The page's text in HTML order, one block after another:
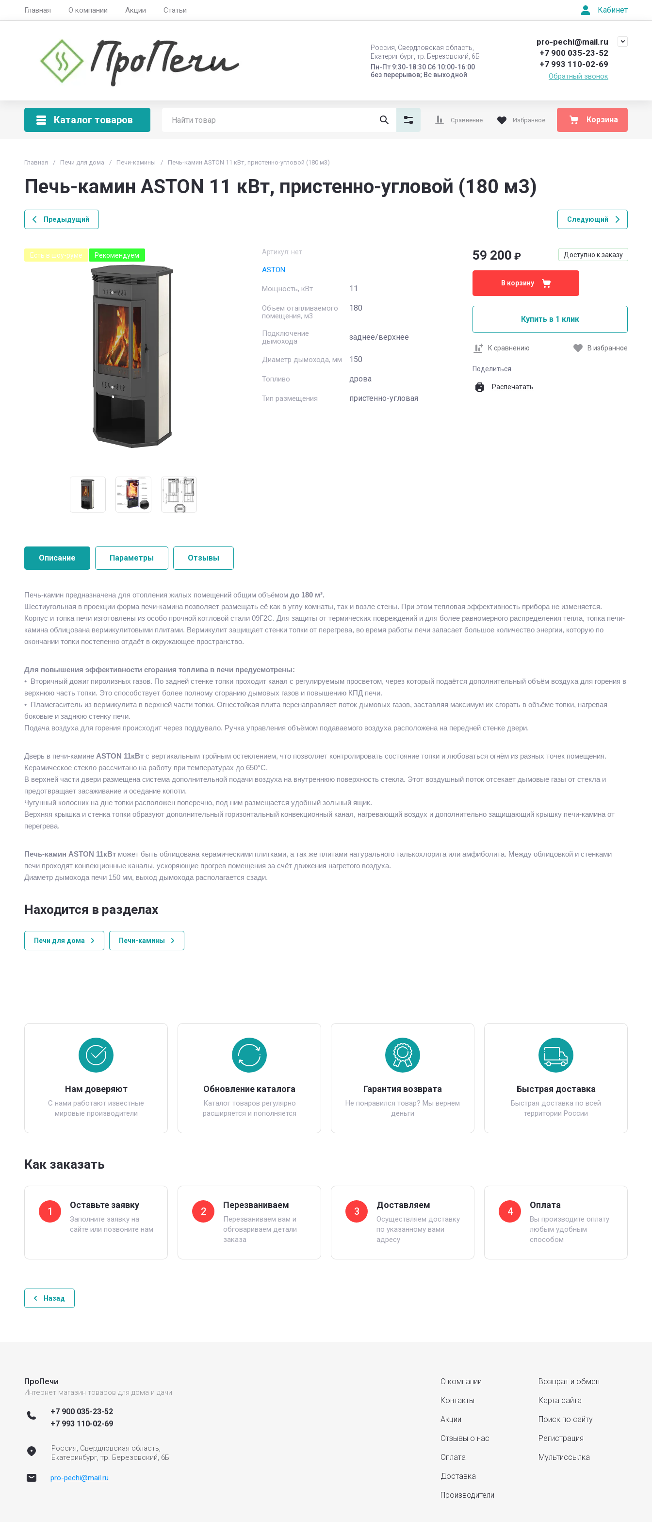
Главная О компании Акции Статьи Кабинет
Россия, Свердловская область,
Екатеринбург, тр. Березовский, 6Б
Пн-Пт 9:30-18:30 Сб 10:00-16:00
без перерывов; Вс выходной
pro-pechi@mail.ru
+7 900 035-23-52
+7 993 110-02-69
Обратный звонок
Каталог товаров Сравнение Избранное Корзина
Главная / Печи для дома / Печи-камины / Печь-камин ASTON 11 кВт, пристенно-угловой (180 м3)
Печь-камин ASTON 11 кВт, пристенно-угловой (180 м3)
Предыдущий Следующий
Есть в шоу-руме Рекомендуем Артикул: нет
ASTON
Мощность, кВт 11
Объем отапливаемого
помещения, м3
180
Подключение
дымохода
заднее/верхнее
Диаметр дымохода, мм 150
Топливо дрова
Тип размещения пристенно-угловая
Доступно к заказу
59 200 ₽
В корзину
Купить в 1 клик
К сравнению В избранное
Поделиться
Распечатать
Описание Параметры Отзывы
Печь-камин предназначена для отопления жилых помещений общим объёмом до 180 м³.
Шестиугольная в проекции форма печи-камина позволяет размещать её как в углу комнаты, так и возле стены. При этом тепловая эффективность прибора не изменяется.
Корпус и топка печи изготовлены из особо прочной котловой стали 09Г2С. Для защиты от термических повреждений и для более равномерного распределения тепла, топка печи-
камина облицована вермикулитовыми плитами. Вермикулит защищает стенки топки от перегрева, во время работы печи запасает большое количество энергии, которую по
окончании топки постепенно отдаёт в окружающее пространство.
Для повышения эффективности сгорания топлива в печи предусмотрены:
• Вторичный дожиг пиролизных газов. По задней стенке топки проходит канал с регулируемым просветом, через который подаётся дополнительный объём воздуха для горения в
верхнюю часть топки. Это способствует более полному сгоранию дымовых газов и повышению КПД печи.
• Пламегаситель из вермикулита в верхней части топки. Огнестойкая плита перенаправляет поток дымовых газов, заставляя максимум их сгорать в объёме топки, нагревая
боковые и заднюю стенку печи.
Подача воздуха для горения происходит через поддувало. Ручка управления объёмом подаваемого воздуха расположена на передней стенке двери.
Дверь в печи-камине ASTON 11кВт с вертикальным тройным остеклением, что позволяет контролировать состояние топки и любоваться огнём из разных точек помещения.
Керамическое стекло рассчитано на работу при температурах до 650°C.
В верхней части двери размещена система дополнительной подачи воздуха на внутреннюю поверхность стекла. Этот воздушный поток отсекает дымовые газы от стекла и
предотвращает засаживание и оседание копоти.
Чугунный колосник на дне топки расположен поперечно, под ним размещается удобный зольный ящик.
Верхняя крышка и стенка топки образуют дополнительный горизонтальный конвекционный канал, нагревающий воздух и дополнительно защищающий крышку печи-камина от
перегрева.
Печь-камин ASTON 11кВт может быть облицована керамическими плитками, а так же плитами натурального талькохлорита или амфиболита. Между облицовкой и стенками
печи проходят конвекционные каналы, ускоряющие прогрев помещения за счёт движения нагретого воздуха.
Диаметр дымохода печи 150 мм, выход дымохода располагается сзади.
Находится в разделах
Печи для дома Печи-камины
Нам доверяют
С нами работают известные
мировые производители
Обновление каталога
Каталог товаров регулярно
расширяется и пополняется
Гарантия возврата
Не понравился товар? Мы вернем
деньги
Быстрая доставка
Быстрая доставка по всей
территории России
Как заказать
1
Оставьте заявку
Заполните заявку на
сайте или позвоните нам
2
Перезваниваем
Перезваниваем вам и
обговариваем детали
заказа
3
Доставляем
Осуществляем доставку
по указанному вами
адресу
4
Оплата
Вы производите оплату
любым удобным
способом
Назад
ПроПечи
Интернет магазин товаров для дома и дачи
+7 900 035-23-52
+7 993 110-02-69
Россия, Свердловская область,
Екатеринбург, тр. Березовский, 6Б
pro-pechi@mail.ru
О компании
Контакты
Акции
Отзывы о нас
Оплата
Доставка
Производители
Возврат и обмен
Карта сайта
Поиск по сайту
Регистрация
Мультиссылка